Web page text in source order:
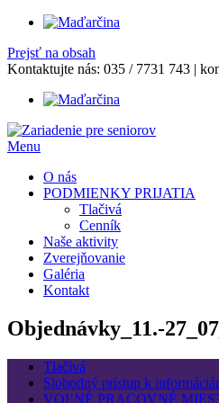
Prejsť na obsah
Kontaktujte nás: 035 / 7731 743 |
Menu
O nás
PODMIENKY PRIJATIA
Tlačivá
Cenník
Naše aktivity
Zverejňovanie
Galéria
Kontakt
Objednávky_11.-
Tlačivá
Slobodný prístup k
VOĽNÉ PRACOVNÉ